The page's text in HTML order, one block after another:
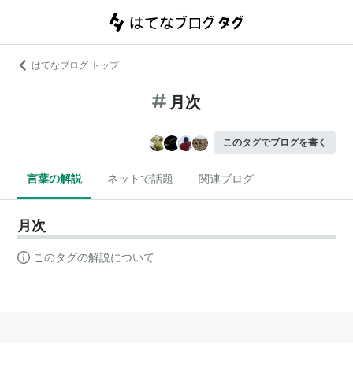
はてなブログ トップ
月次
このタグでブログを書く
言葉の解説 ネットで話題 関連ブログ
月次
このタグの解説について